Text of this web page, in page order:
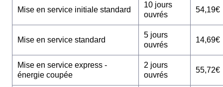
Mise en service initiale standard
10 jours
ouvrés
54,19€
Mise en service standard
5 jours
ouvrés
14,69€
Mise en service express -
énergie coupée
2 jours
ouvrés
55,72€